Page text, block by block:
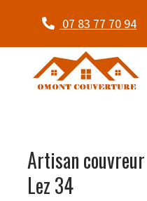
07 83 77 70 94
Artisan
Lez 34